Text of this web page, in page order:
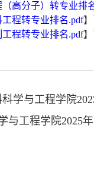
高分子）转专业排
程转专业排名.pdf
程转专业排名.pdf
学与工程学院
与工程学院2025